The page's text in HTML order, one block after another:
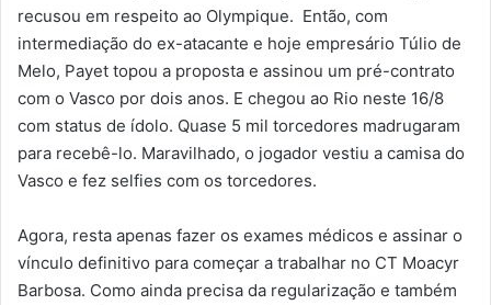
recusou em respeito ao Olympique. Então, com
intermediação do ex-atacante e hoje empresário Túlio de
Melo, Payet topou a proposta e assinou um pré-contrato
com o Vasco por dois anos. E chegou ao Rio neste 16/8
com status de ídolo. Quase 5 mil torcedores madrugaram
para recebê-lo. Maravilhado, o jogador vestiu a camisa do
Vasco e fez selfies com os torcedores.
Agora, resta apenas fazer os exames médicos e assinar o
vínculo definitivo para começar a trabalhar no CT Moacyr
Barbosa. Como ainda precisa da regularização e também